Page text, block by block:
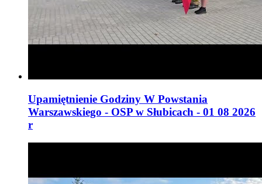
Upamiętnienie Godziny W Powstania
Warszawskiego - OSP w Słubicach - 01 08 2026
r